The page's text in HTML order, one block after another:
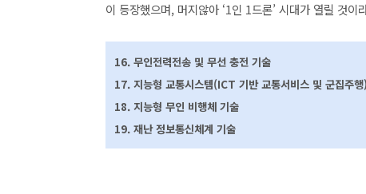
이 등장했으며, 머지않아 ‘1인 1드론’ 시대가 열릴 것이
16. 무인전력전송 및 무선 충전 기술
17. 지능형 교통시스템(ICT 기반 교통서비스 및 군집주
18. 지능형 무인 비행체 기술
19. 재난 정보통신체계 기술